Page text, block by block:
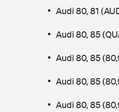
Audi 80, 81
Audi 80, 85
Audi 80, 85
Audi 80, 85
Audi 80, 85